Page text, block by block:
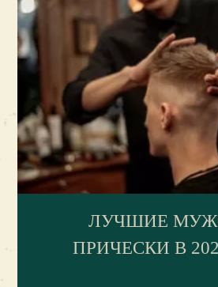
ЛУЧШИЕ
ПРИЧЕСКИ В